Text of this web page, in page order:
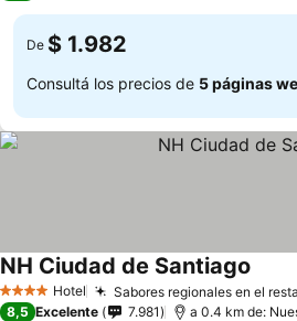
De $ 1.982
Consultá los precios de 5 páginas
4 EstrellasHotel Sabores regionales en el
NH Ciudad de Santiago
8,5 Excelente 7.981